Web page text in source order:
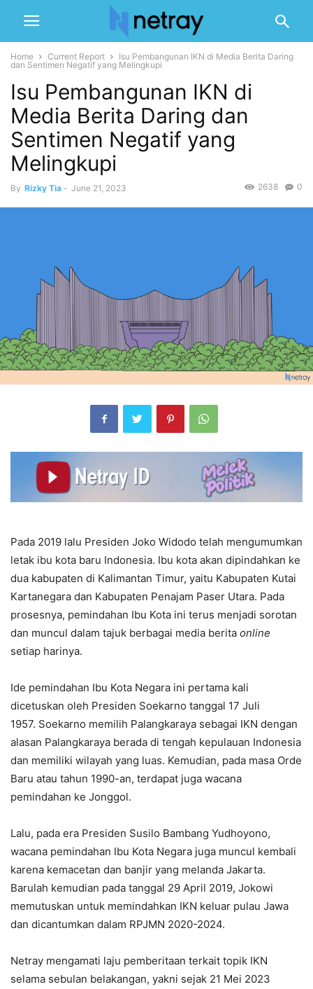
Home Current Report
Isu Pembangunan IKN di Media Berita Daring
dan Sentimen Negatif yang Melingkupi
Isu Pembangunan IKN di
Media Berita Daring dan
Sentimen Negatif yang
Melingkupi
By Rizky Tia - June 21, 2023 0
2638
Pada 2019 lalu Presiden Joko Widodo telah mengumumkan
letak ibu kota baru Indonesia. Ibu kota akan dipindahkan ke
dua kabupaten di Kalimantan Timur, yaitu Kabupaten Kutai
Kartanegara dan Kabupaten Penajam Paser Utara. Pada
prosesnya, pemindahan Ibu Kota ini terus menjadi sorotan
dan muncul dalam tajuk berbagai media berita online
setiap harinya.
Ide pemindahan Ibu Kota Negara ini pertama kali
dicetuskan oleh Presiden Soekarno tanggal 17 Juli
1957. Soekarno memilih Palangkaraya sebagai IKN dengan
alasan Palangkaraya berada di tengah kepulauan Indonesia
dan memiliki wilayah yang luas. Kemudian, pada masa Orde
Baru atau tahun 1990-an, terdapat juga wacana
pemindahan ke Jonggol.
Lalu, pada era Presiden Susilo Bambang Yudhoyono,
wacana pemindahan Ibu Kota Negara juga muncul kembali
karena kemacetan dan banjir yang melanda Jakarta.
Barulah kemudian pada tanggal 29 April 2019, Jokowi
memutuskan untuk memindahkan IKN keluar pulau Jawa
dan dicantumkan dalam RPJMN 2020-2024.
Netray mengamati laju pemberitaan terkait topik IKN
selama sebulan belakangan, yakni sejak 21 Mei 2023